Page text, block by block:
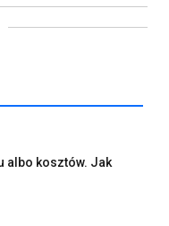
albo kosztów. Jak